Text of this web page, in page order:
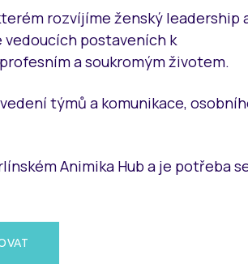
rozvíjíme ženský leadership
postaveních k
a soukromým životem.
týmů a komunikace,
Animika Hub a je potřeba